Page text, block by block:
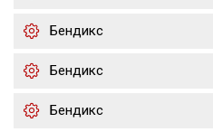
Бендикс
Бендикс
Бендикс